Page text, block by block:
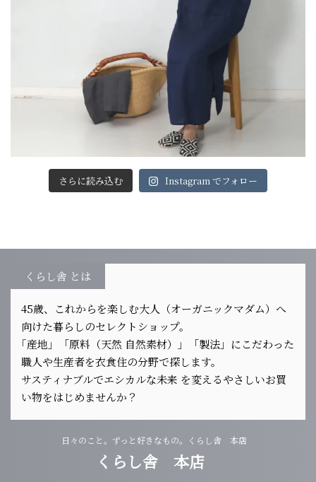
さらに読み込む Instagram でフォロー
くらし舎 とは
45歳、これからを楽しむ大人（オーガニックマダム）へ
向けた暮らしのセレクトショップ。
｢産地」「原料（天然 自然素材）」「製法」にこだわった
職人や生産者を衣食住の分野で探します。
サスティナブルでエシカルな未来 を変えるやさしいお買
い物をはじめませんか？
日々のこと。ずっと好きなもの。くらし舎 本店
くらし舎 本店